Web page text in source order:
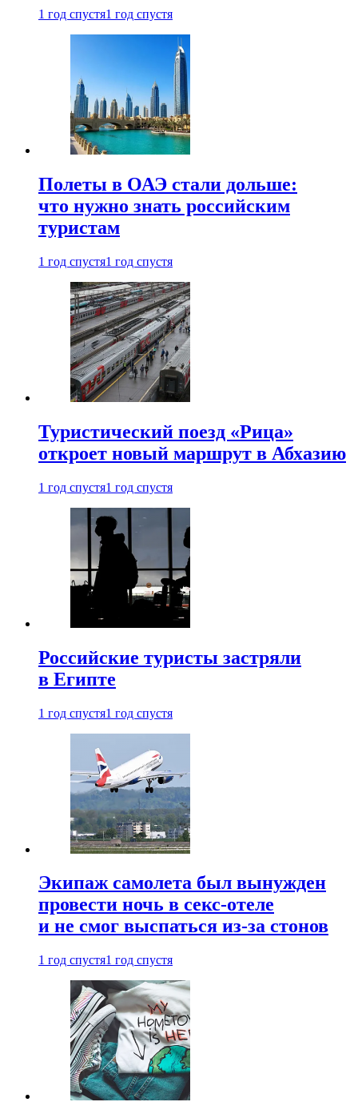
1 год спустя1 год спустя
Полеты в ОАЭ стали дольше:
что нужно знать российским
туристам
1 год спустя1 год спустя
Туристический поезд «Рица»
откроет новый маршрут в Абхазию
1 год спустя1 год спустя
Российские туристы застряли
в Египте
1 год спустя1 год спустя
Экипаж самолета был вынужден
провести ночь в секс-отеле
и не смог выспаться из-за стонов
1 год спустя1 год спустя